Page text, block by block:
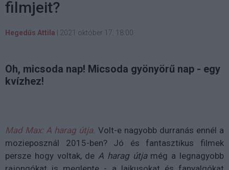
filmjeit?
Hegedűs Attila | 2021 október 17. 18:00
Oh, micsoda nap! Micsoda gyönyörű nap - egy
kvízhez!
Mad Max: A harag útja. Volt-e nagyobb durranás ennél a
mozieposznál 2015-ben? Jó és fantasztikus filmek
persze hogy voltak, de A harag útjamég a legnagyobb